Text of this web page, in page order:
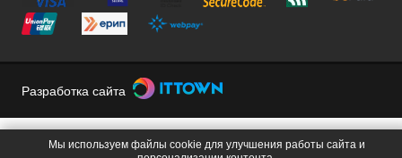
Разработка сайта
Мы используем файлы cookie для улучшения работы сайта и